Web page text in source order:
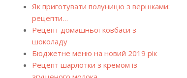
Як приготувати полуницю з вершками:
рецепти…
Рецепт домашньої ковбаси з
шоколаду
Бюджетне меню на новий 2019 рік
Рецепт шарлотки з кремом із